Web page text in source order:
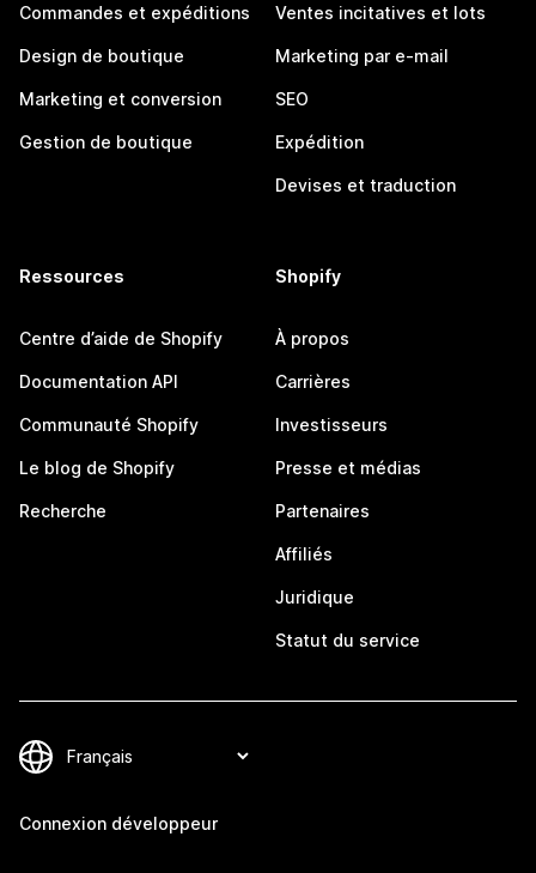
Commandes et expéditions
Design de boutique
Marketing et conversion
Gestion de boutique
Ventes incitatives et lots
Marketing par e-mail
SEO
Expédition
Devises et traduction
Ressources
Centre d’aide de Shopify
Documentation API
Communauté Shopify
Le blog de Shopify
Recherche
Shopify
À propos
Carrières
Investisseurs
Presse et médias
Partenaires
Affiliés
Juridique
Statut du service
Connexion développeur